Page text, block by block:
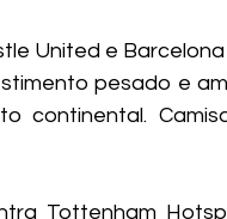
United e
pesado e
continental.
Tottenham